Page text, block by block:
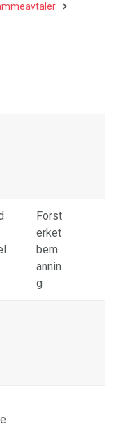
Forst
erket
bem
annin
g